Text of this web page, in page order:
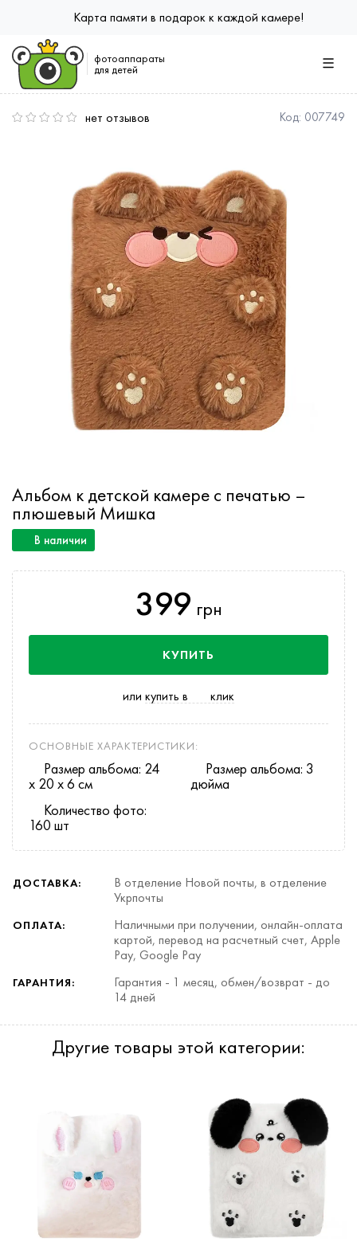
Карта памяти в подарок к каждой камере!
фотоаппараты
для детей
нет отзывов Код: 007749
Альбом к детской камере с печатью –
плюшевый Мишка
В наличии
399 грн
КУПИТЬ
или купить в клик
ОСНОВНЫЕ ХАРАКТЕРИСТИКИ:
Размер альбома: 24
х 20 х 6 см
Размер альбома: 3
дюйма
Количество фото:
160 шт
ДОСТАВКА:
В отделение Новой почты, в отделение
Укрпочты
ОПЛАТА:
Наличными при получении, онлайн-оплата
картой, перевод на расчетный счет, Apple
Pay, Google Pay
ГАРАНТИЯ:
Гарантия - 1 месяц, обмен/возврат - до
14 дней
Другие товары этой категории: